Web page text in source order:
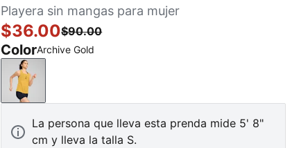
Playera sin mangas para mujer
$36.00$90.00
ColorArchive Gold
Archive Gold
La persona que lleva esta prenda mide 5' 8"
cm y lleva la talla S.